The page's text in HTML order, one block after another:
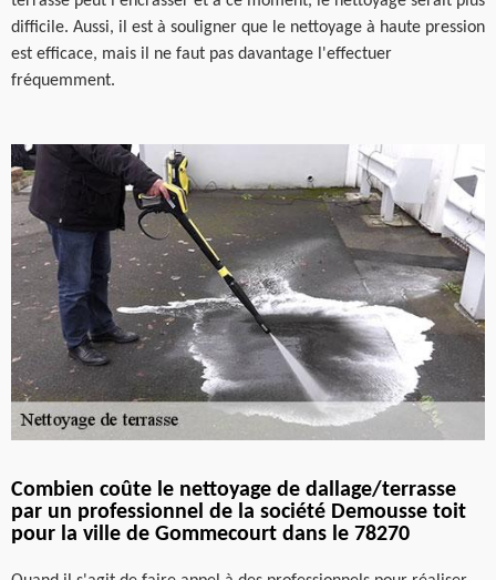
difficile. Aussi, il est à souligner que le nettoyage à haute pression
est efficace, mais il ne faut pas davantage l'effectuer
fréquemment.
Combien coûte le nettoyage de dallage/terrasse
par un professionnel de la société Demousse toit
pour la ville de Gommecourt dans le 78270